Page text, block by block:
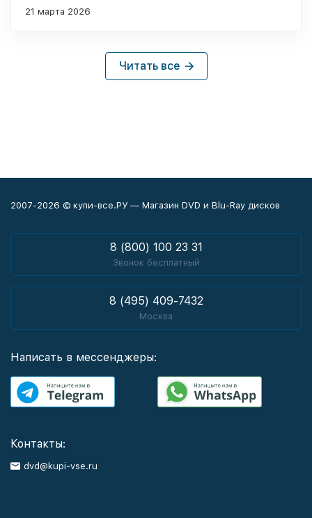
добросовестный, ещё ни разу не обманул.
21 марта 2026
Читать все
2007-2026 © купи-все.РУ — Магазин DVD и Blu-Ray дисков
8 (800) 100 23 31
Звонок бесплатный
8 (495) 409-7432
Москва
Написать в мессенджеры:
Контакты:
dvd@kupi-vse.ru